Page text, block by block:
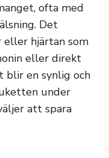
ofta med
Det
eller hjärtan som
eller direkt
blir en synlig och
under
att spara